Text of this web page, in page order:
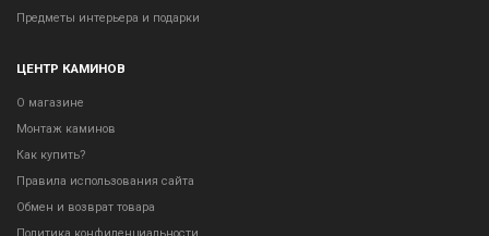
Предметы интерьера и подарки
ЦЕНТР КАМИНОВ
О магазине
Монтаж каминов
Как купить?
Правила использования сайта
Обмен и возврат товара
Политика конфиденциальности